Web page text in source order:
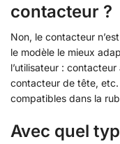
contacteur ?
Non, le contacteur
le modèle le mieux
l’utilisateur :
contacteur de tête,
compatibles dans la
Avec quel